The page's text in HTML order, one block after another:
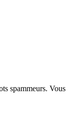
spammeurs. Vous